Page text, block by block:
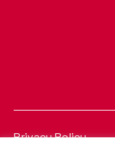
Privacy Policy